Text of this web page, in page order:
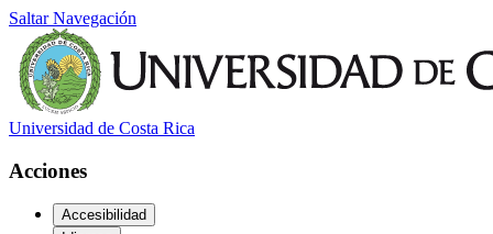
Saltar Navegación
Universidad de Costa Rica
Acciones
Accesibilidad